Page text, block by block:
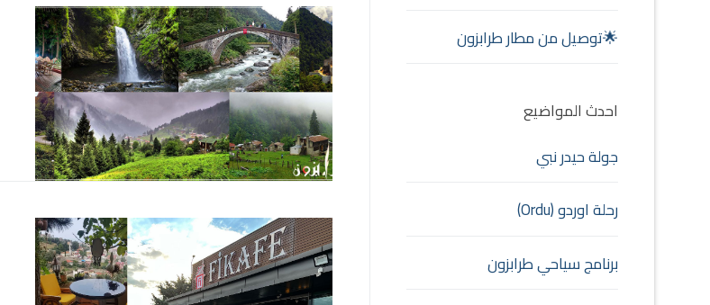
🌟توصيل من مطار طرابزون
احدث المواضيع
جولة حيدر نبي
رحلة اوردو (Ordu)
برنامج سياحي طرابزون